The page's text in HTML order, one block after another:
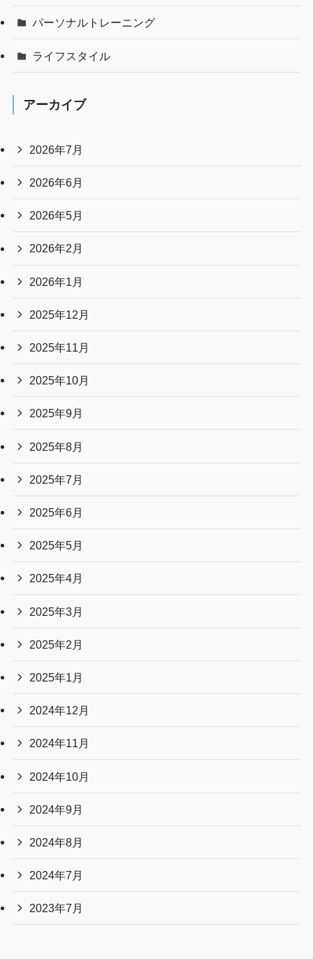
パーソナルトレーニング
ライフスタイル
アーカイブ
2026年7月
2026年6月
2026年5月
2026年2月
2026年1月
2025年12月
2025年11月
2025年10月
2025年9月
2025年8月
2025年7月
2025年6月
2025年5月
2025年4月
2025年3月
2025年2月
2025年1月
2024年12月
2024年11月
2024年10月
2024年9月
2024年8月
2024年7月
2023年7月